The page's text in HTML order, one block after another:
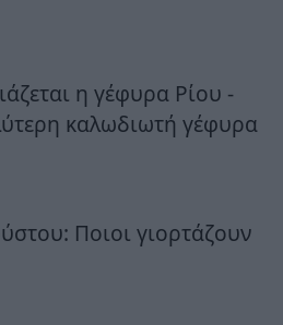
η γέφυρα Ρίου -
καλωδιωτή γέφυρα
Ποιοι γιορτάζουν